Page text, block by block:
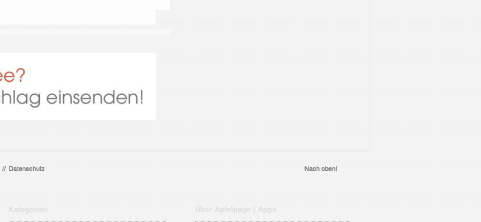
// Datenschutz Nach oben!